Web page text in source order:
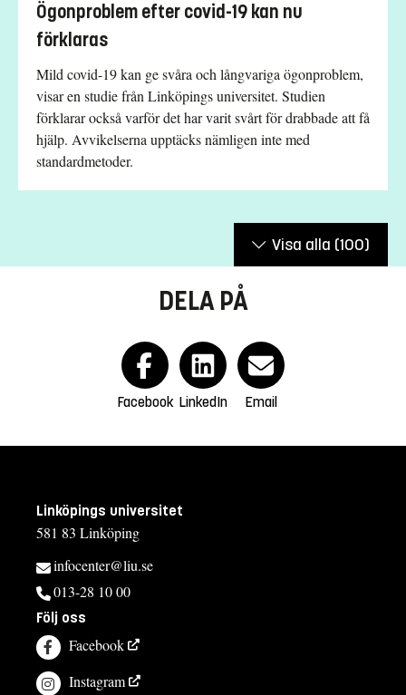
Ögonproblem efter covid-19 kan nu
förklaras
Mild covid-19 kan ge svåra och långvariga ögonproblem,
visar en studie från Linköpings universitet. Studien
förklarar också varför det har varit svårt för drabbade att få
hjälp. Avvikelserna upptäcks nämligen inte med
standardmetoder.
Visa alla (100)
DELA PÅ
Facebook LinkedIn Email
Linköpings universitet
581 83 Linköping
infocenter@liu.se
013-28 10 00
Följ oss
Facebook
Instagram